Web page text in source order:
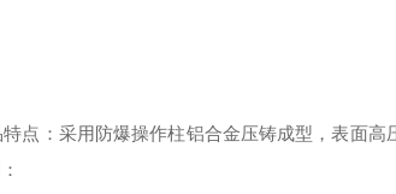
点：采用防爆操作柱铝合金压铸成型，表面高